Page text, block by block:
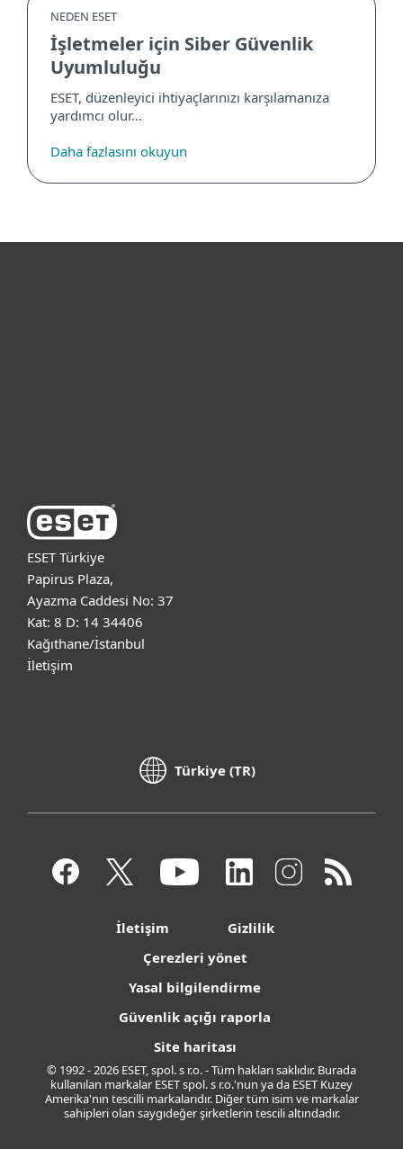
NEDEN ESET
İşletmeler için Siber Güvenlik
Uyumluluğu
ESET, düzenleyici ihtiyaçlarınızı karşılamanıza
yardımcı olur...
Daha fazlasını okuyun
ESET Türkiye
Papirus Plaza,
Ayazma Caddesi No: 37
Kat: 8 D: 14 34406
Kağıthane/İstanbul
İletişim
Türkiye (TR)
İletişim
Gizlilik
Çerezleri yönet
Yasal bilgilendirme
Güvenlik açığı raporla
Site haritası
© 1992 - 2026 ESET, spol. s r.o. - Tüm hakları saklıdır. Burada
kullanılan markalar ESET spol. s r.o.'nun ya da ESET Kuzey
Amerika'nın tescilli markalarıdır. Diğer tüm isim ve markalar
sahipleri olan saygıdeğer şirketlerin tescili altındadır.